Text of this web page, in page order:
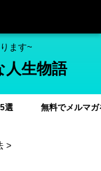
ます~
人生物語
選 無料でメルマガ
>